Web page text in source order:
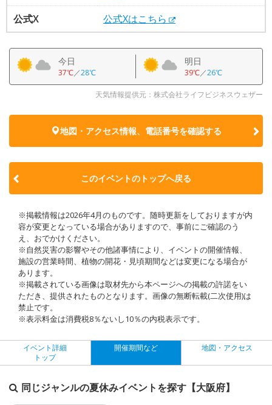
公式X
公式Xはこちら
今日
37℃／28℃
明日
39℃／26℃
天気情報提供元：株式会社ライフビジネスウェザー
地図・アクセス情報、電話番号を確認する
このイベントのトップへ戻る
※掲載情報は2026年4月のものです。随時更新をしておりますが内
容が変更となっている場合がありますので、事前にご確認のう
え、おでかけください。
※自然災害の影響やその他諸事情により、イベントの開催情報、
施設の営業時間、植物の開花・見頃期間などは変更になる場合が
あります。
※掲載されている画像は取材先から本ページへの掲載の許諾をい
ただき、提供されたものとなります。画像の無断転載(二次使用)は
禁止です。
※表示料金は消費税8％ないし10％の内税表示です。
イベント詳細
トップ
開催期間など 地図・アクセス
同じジャンルの夏休みイベントを探す【大阪府】